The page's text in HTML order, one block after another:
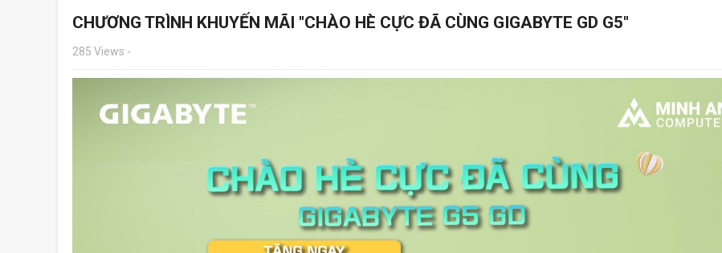
CHƯƠNG TRÌNH KHUYẾN MÃI "CHÀO HÈ CỰC ĐÃ CÙNG GIGABYTE GD G5"
285 Views -
SẴN SÀNG TỰU TRƯỜNG CÙNG MINH
Nhận ngay tựa game Black Myth:
Wukong khi sắm card đồ họa NVIDIA
Chương trình khuyến mãi Tháng 7
Rực Lửa - Sale Thả Cửa